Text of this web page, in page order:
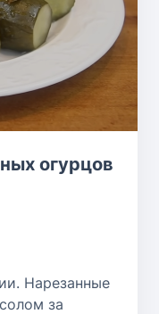
огурцов
Нарезанные
за